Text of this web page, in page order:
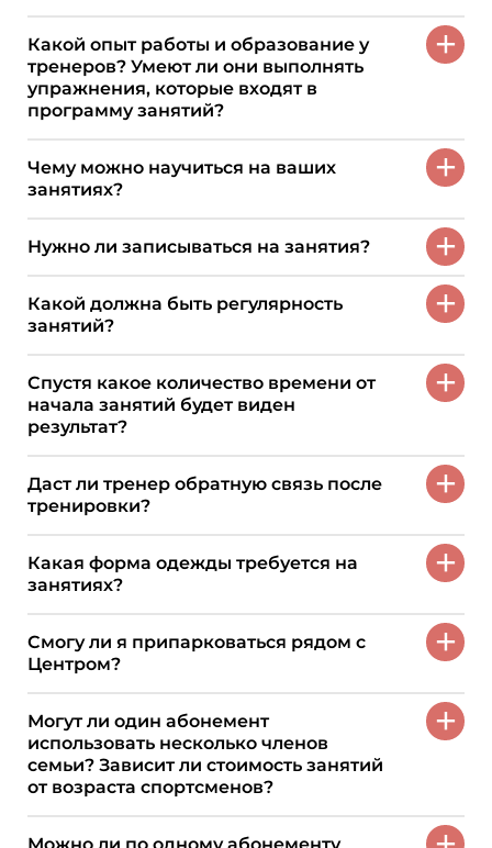
Какой опыт работы и образование у
тренеров? Умеют ли они выполнять
упражнения, которые входят в
программу занятий?
+
Чему можно научиться на ваших
занятиях?
+
Нужно ли записываться на занятия? +
Какой должна быть регулярность
занятий?
+
Спустя какое количество времени от
начала занятий будет виден
результат?
+
Даст ли тренер обратную связь после
тренировки?
+
Какая форма одежды требуется на
занятиях?
+
Смогу ли я припарковаться рядом с
Центром?
+
Могут ли один абонемент
использовать несколько членов
семьи? Зависит ли стоимость занятий
от возраста спортсменов?
+